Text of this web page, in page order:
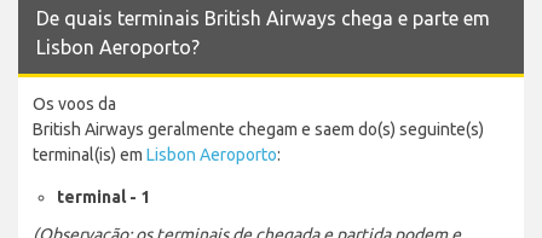
De quais terminais British Airways chega e parte em
Lisbon Aeroporto?
Os voos da
British Airways geralmente chegam e saem do(s) seguinte(s)
terminal(is) em Lisbon Aeroporto:
terminal - 1
(Observação: os terminais de chegada e partida podem e